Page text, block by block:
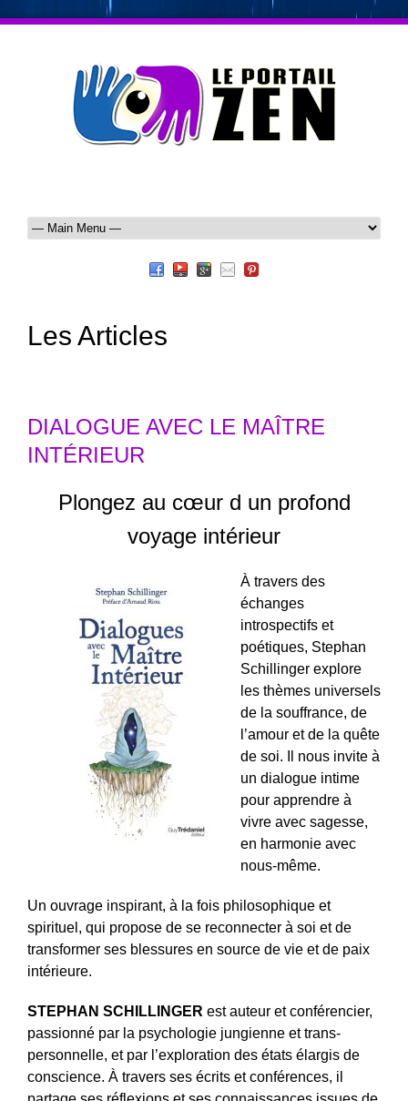
Les Articles
DIALOGUE AVEC LE MAÎTRE
INTÉRIEUR
Plongez au cœur d un profond
voyage intérieur
À travers des
échanges
introspectifs et
poétiques, Stephan
Schillinger explore
les thèmes universels
de la souffrance, de
l’amour et de la quête
de soi. Il nous invite à
un dialogue intime
pour apprendre à
vivre avec sagesse,
en harmonie avec
nous-même.
Un ouvrage inspirant, à la fois philosophique et
spirituel, qui propose de se reconnecter à soi et de
transformer ses blessures en source de vie et de paix
intérieure.
STEPHAN SCHILLINGER est auteur et conférencier,
passionné par la psychologie jungienne et trans­
personnelle, et par l’exploration des états élargis de
conscience. À travers ses écrits et conférences, il